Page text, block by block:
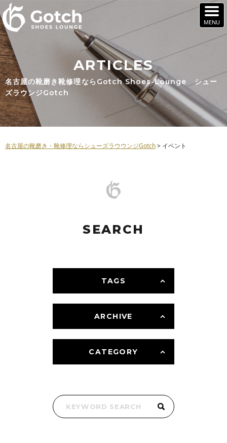
ARTICLES
名古屋の靴磨き靴修理ならGotch Shoes-Lounge シュー
ズラウンジGotch
名古屋の靴磨き・靴修理ならシューズラウウンジGotch> イベント
SEARCH
TAGS
ARCHIVE
CATEGORY